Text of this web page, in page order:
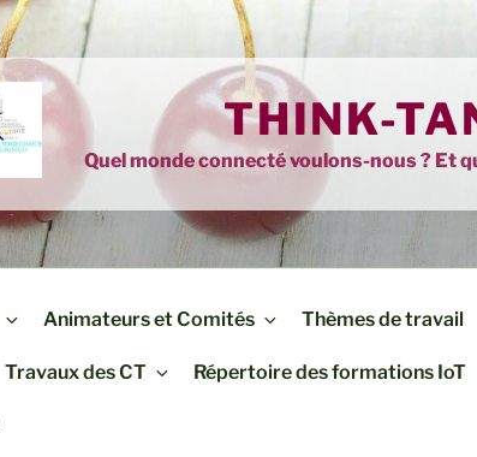
THINK-
Quel monde connecté voulons-nous ? Et
Animateurs et Comités Thèmes de travail
Travaux des CT Répertoire des formations IoT